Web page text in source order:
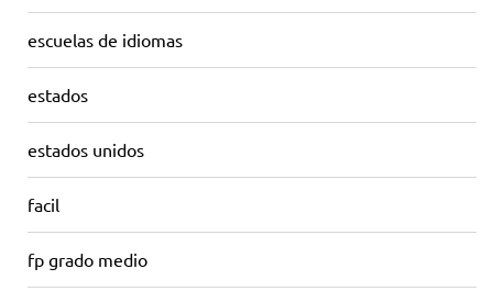
escuelas de idiomas
estados
estados unidos
facil
fp grado medio